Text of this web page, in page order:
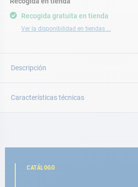
Recogida gratuita en tienda
Ver la disponibilidad en tiendas ...
Descripción
Características técnicas
CATÁLOGO